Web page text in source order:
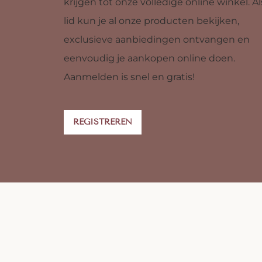
krijgen tot onze volledige online winkel.
lid kun je al onze producten bekijken,
exclusieve aanbiedingen ontvangen en
eenvoudig je aankopen online doen.
Aanmelden is snel en gratis!
REGISTREREN